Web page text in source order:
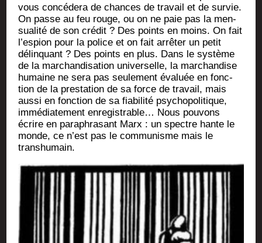
vous concé­de­ra de chances de tra­vail et de sur­vie.
On passe au feu rouge, ou on ne paie pas la men­
sua­li­té de son cré­dit ? Des points en moins. On fait
l’es­pion pour la police et on fait arrê­ter un petit
délin­quant ? Des points en plus. Dans le sys­tème
de la mar­chan­di­sa­tion uni­ver­selle, la mar­chan­dise
humaine ne sera pas seule­ment éva­luée en fonc­
tion de la pres­ta­tion de sa force de tra­vail, mais
aus­si en fonc­tion de sa fia­bi­li­té psy­cho­po­li­tique,
immé­dia­te­ment enre­gis­trable… Nous pou­vons
écrire en para­phra­sant Marx : un spectre hante le
monde, ce n’est pas le com­mu­nisme mais le
transhumain.